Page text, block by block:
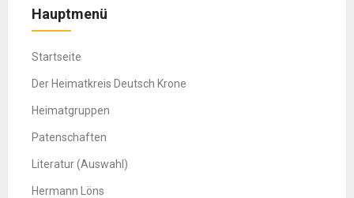
Hauptmenü
Startseite
Der Heimatkreis Deutsch Krone
Heimatgruppen
Patenschaften
Literatur (Auswahl)
Hermann Löns